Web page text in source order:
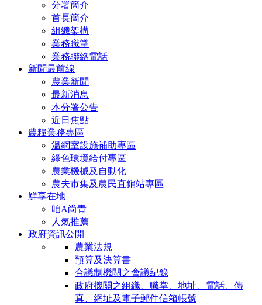
分署簡介
首長簡介
組織架構
業務職掌
業務聯絡電話
新聞最前線
農業新聞
最新消息
本分署公告
近日焦點
農糧業務專區
溫網室設施補助專區
綠色環境給付專區
農業機械及自動化
農夫市集及農民直銷站專區
鮮享在地
咱A尚青
人氣推薦
政府資訊公開
農業法規
預算及決算書
合議制機關之會議紀錄
政府機關之組織、職掌、地址、電話、傳
真、網址及電子郵件信箱帳號